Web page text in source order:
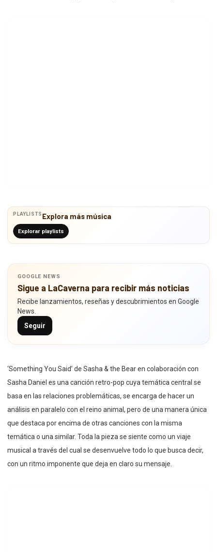
PLAYLISTS Explora más música
Explorar playlists
GOOGLE NEWS
Sigue a LaCaverna para recibir más noticias
Recibe lanzamientos, reseñas y descubrimientos en Google
News.
Seguir
‘Something You Said’ de Sasha & the Bear en colaboración con
Sasha Daniel es una canción retro-pop cuya temática central se
basa en las relaciones problemáticas, se encarga de hacer un
análisis en paralelo con el reino animal, pero de una manera única
que destaca por encima de otras canciones con la misma
temática o una similar. Toda la pieza se siente como un viaje
musical a través del cual se desenvuelve todo lo que busca decir,
con un ritmo imponente que deja en claro su mensaje.